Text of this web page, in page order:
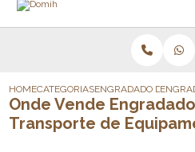
HOMECATEGORIASENGRADADO DE
Onde Vende
Transporte de